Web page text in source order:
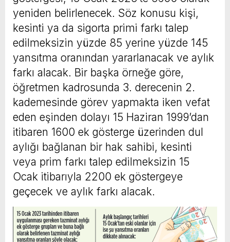
yeniden belirlenecek. Söz konusu kişi,
kesinti ya da sigorta primi farkı talep
edilmeksizin yüzde 85 yerine yüzde 145
yansıtma oranından yararlanacak ve aylık
farkı alacak. Bir başka örneğe göre,
öğretmen kadrosunda 3. derecenin 2.
kademesinde görev yapmakta iken vefat
eden eşinden dolayı 15 Haziran 1999’dan
itibaren 1600 ek gösterge üzerinden dul
aylığı bağlanan bir hak sahibi, kesinti
veya prim farkı talep edilmeksizin 15
Ocak itibarıyla 2200 ek göstergeye
geçecek ve aylık farkı alacak.